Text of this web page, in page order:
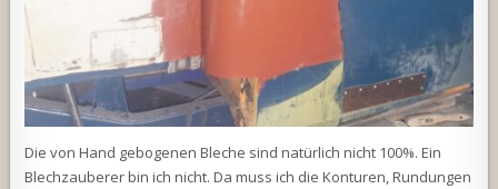
Die von Hand gebogenen Bleche sind natürlich nicht 100%. Ein
Blechzauberer bin ich nicht. Da muss ich die Konturen, Rundungen